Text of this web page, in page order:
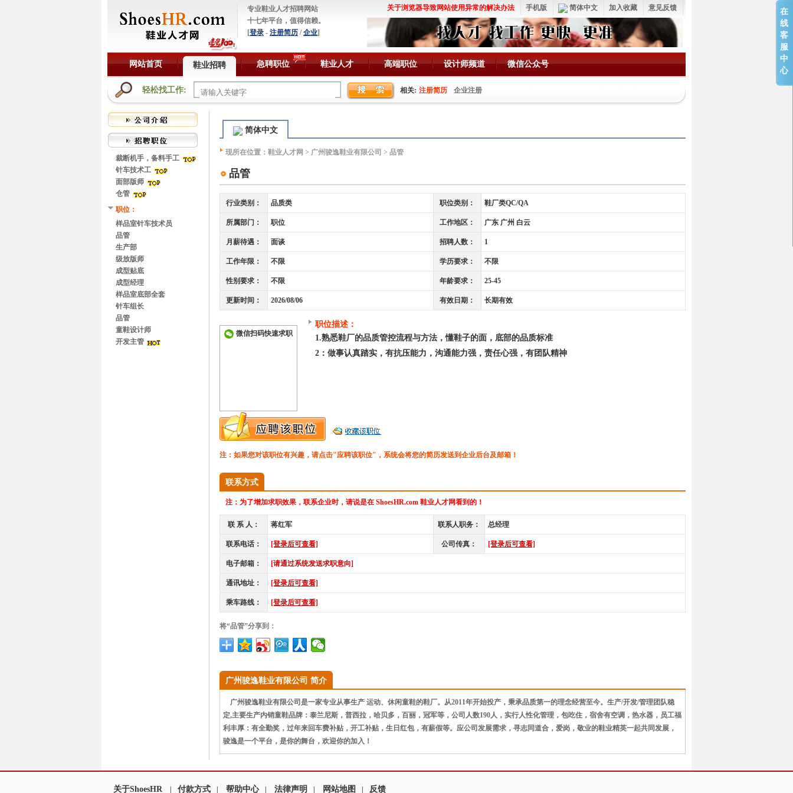
专业鞋业人才招聘网站
十七年平台，值得信赖。
[登录 - 注册简历 /企业]
意见反馈
加入收藏
简体中文
手机版
关于浏览器导致网站使用异常的解决办法
网站首页 鞋业招聘 急聘职位 鞋业人才 高端职位 设计师频道 微信公众号
轻松找工作: 相关: 注册简历 企业注册
简体中文
现所在位置： 鞋业人才网 > 广州骏逸鞋业有限公司 > 品管
品管
行业类别： 品质类 职位类别： 鞋厂类QC/QA
所属部门： 职位 工作地区： 广东 广州 白云
月薪待遇： 面谈 招聘人数： 1
工作年限： 不限 学历要求： 不限
性别要求： 不限 年龄要求： 25-45
更新时间： 2026/08/06 有效日期： 长期有效
微信扫码快速求职
职位描述：
1.熟悉鞋厂的品质管控流程与方法，懂鞋子的面，底部的品质标准
2：做事认真踏实，有抗压能力，沟通能力强，责任心强，有团队精神
注：如果您对该职位有兴趣，请点击"应聘该职位"，系统会将您的简历发送到企业后台及邮箱！
联系方式
注： 为了增加求职效果，联系企业时，请说是在 ShoesHR.com 鞋业人才网看到的！
联 系 人： 蒋红军 联系人职务： 总经理
联系电话： [登录后可查看] 公司传真： [登录后可查看]
电子邮箱： [请通过系统发送求职意向]
通讯地址： [登录后可查看]
乘车路线： [登录后可查看]
将“品管”分享到：
广州骏逸鞋业有限公司 简介
广州骏逸鞋业有限公司是一家专业从事生产 运动、休闲童鞋的鞋厂。从2011年开始投产，秉承品质第一的理念经营至今。生产/开发/管理团队稳
定,主要生产内销童鞋品牌：泰兰尼斯，普西拉，哈贝多，百丽，冠军等，公司人数190人，实行人性化管理，包吃住，宿舍有空调，热水器，员工福
利丰厚：有全勤奖，过年来回车费补贴，开工补贴，生日红包，有薪假等。应公司发展需求，寻志同道合，爱岗，敬业的鞋业精英一起共同发展，
骏逸是一个平台，是你的舞台，欢迎你的加入！
裁断机手，备料手工
针车技术工
面部版师
仓管
职位：
样品室针车技术员
品管
生产部
级放版师
成型贴底
成型经理
样品室底部全套
针车组长
品管
童鞋设计师
开发主管
在
线
客
服
中
心
关于ShoesHR 付款方式 帮助中心 法律声明 网站地图 反馈